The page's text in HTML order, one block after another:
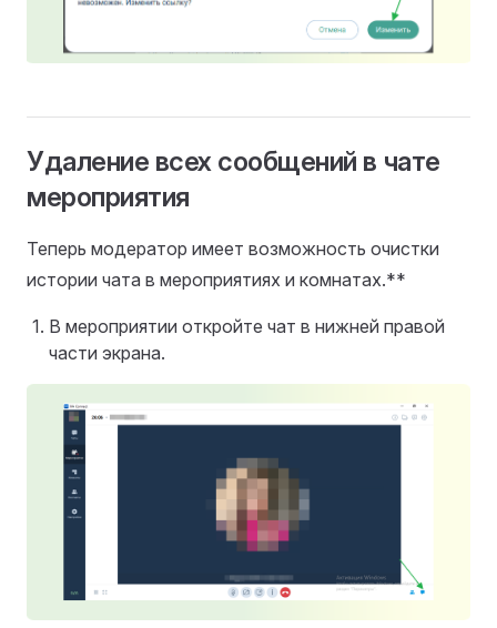
Удаление всех сообщений в чате
мероприятия
Теперь модератор имеет возможность очистки
истории чата в мероприятиях и комнатах.**
В мероприятии откройте чат в нижней правой
части экрана.